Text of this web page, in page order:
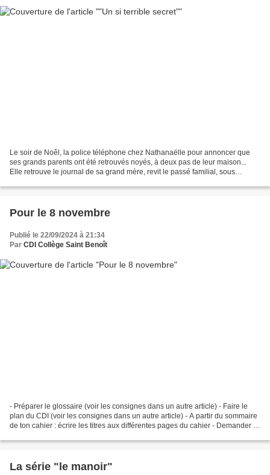
Le soir de Noêl, la police téléphone chez Nathanaëlle pour annoncer que
ses grands parents ont été retrouvés noyés, à deux pas de leur maison...
Elle retrouve le journal de sa grand mère, revit le passé familial, sous
Pour le 8 novembre
Publié le 22/09/2024 à 21:34
Par CDI Collège Saint Benoît
- Préparer le glossaire (voir les consignes dans un autre article) - Faire le
plan du CDI (voir les consignes dans un autre article) - A partir du sommaire
de ton cahier : écrire les titres aux différentes pages du cahier - Demander à
La série "le manoir"